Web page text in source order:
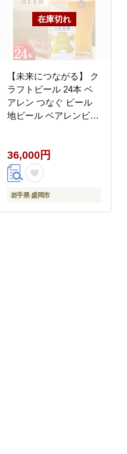
【未来につながる】 ク
ラフトビール 24本 ベ
アレン つなぐ ビール
地ビール ベアレンビー
酌 缶ビール 箱買い 飲
料 飲み物 夕飯 お土産
手土産 プレゼント ギフ
ト 岩手県 盛岡市 東北
36,000円
岩手県 盛岡市